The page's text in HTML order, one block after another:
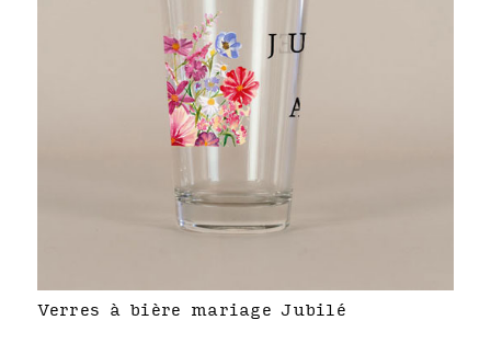
Verres à bière mariage Jubilé